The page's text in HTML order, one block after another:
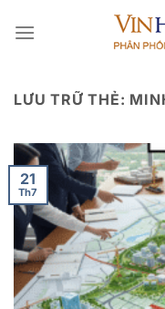
qua
LƯU TRỮ THẺ:
21
Th7